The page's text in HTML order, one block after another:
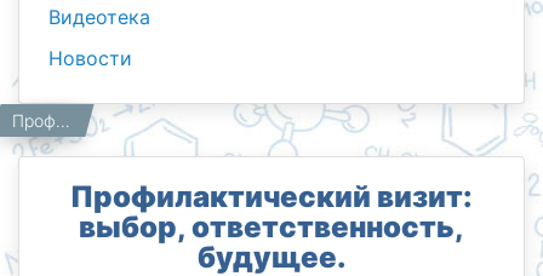
Видеотека
Новости
Главная
Работникам
Новости Профилактический визит: выбор, ответственность, будущее.
Профилактический визит:
выбор, ответственность,
будущее.